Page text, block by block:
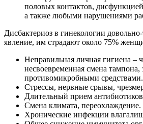
половых контактов,
а также любыми нарушениями
Дисбактериоз в гинекологии
явление, им страдают около 75%
Неправильная личная гигиена –
несвоевременная смена тампона,
противомикробными средствами.
Стрессы, нервные срывы,
Длительный прием
Смена климата, переохлаждение.
Хронические инфекции